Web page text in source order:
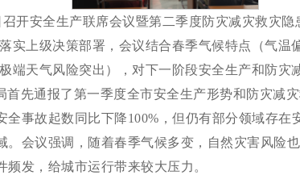
召开安全生产联席会议暨第二季度防灾减灾救灾
实上级决策部署 ， 会议结合春季气候特点（气温
端天气风险突出），对下一阶段安全生产和防灾
首先通报了第一季度全市安全生产形势和防灾减
全事故起数同比下降100%，但仍有部分领域存在
会议强调 ，随着春季气候多变，自然灾害风险
发，给城市运行带来较大压力。